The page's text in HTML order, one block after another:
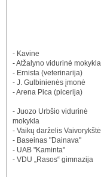
- Kavine
- Atžalyno vidurinė mokykla
- Ernista (veterinarija)
- J. Gulbinienės įmonė
- Arena Pica (picerija)
- Juozo Urbšio vidurinė
mokykla
- Vaikų darželis Vaivorykštė
- Baseinas "Dainava"
- UAB "Kaminta"
- VDU „Rasos“ gimnazija